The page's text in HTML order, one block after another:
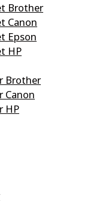
Brother
Canon
Epson
HP
Brother
Canon
HP